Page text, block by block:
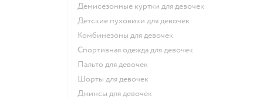
Демисезонные куртки для девочек
Детские пуховики для девочек
Комбинезоны для девочек
Спортивная одежда для девочек
Пальто для девочек
Шорты для девочек
Джинсы для девочек